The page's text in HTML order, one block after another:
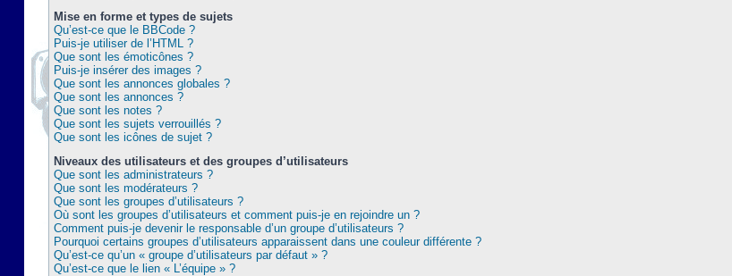
Mise en forme et types de sujets
Qu’est-ce que le BBCode ?
Puis-je utiliser de l’HTML ?
Que sont les émoticônes ?
Puis-je insérer des images ?
Que sont les annonces globales ?
Que sont les annonces ?
Que sont les notes ?
Que sont les sujets verrouillés ?
Que sont les icônes de sujet ?
Niveaux des utilisateurs et des groupes d’utilisateurs
Que sont les administrateurs ?
Que sont les modérateurs ?
Que sont les groupes d’utilisateurs ?
Où sont les groupes d’utilisateurs et comment puis-je en rejoindre un ?
Comment puis-je devenir le responsable d’un groupe d’utilisateurs ?
Pourquoi certains groupes d’utilisateurs apparaissent dans une couleur différente ?
Qu’est-ce qu’un « groupe d’utilisateurs par défaut » ?
Qu’est-ce que le lien « L’équipe » ?